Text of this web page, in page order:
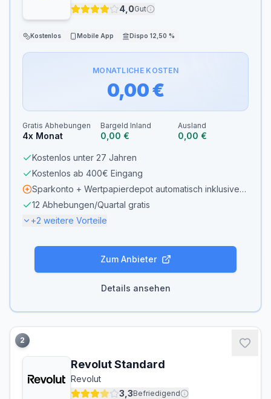
4,0Gut
Kostenlos Mobile App Dispo 12,50 %
MONATLICHE KOSTEN
0,00 €
Gratis Abhebungen
4x Monat
Bargeld Inland
0,00 €
Ausland
0,00 €
Kostenlos unter 27 Jahren
Kostenlos ab 400€ Eingang
Sparkonto + Wertpapierdepot automatisch inklusive
(easy plan; Depot ohne laufende Gebühren bis
31.12.2028, Kosten nur beim Handel)
12 Abhebungen/Quartal gratis
+2 weitere Vorteile
KONTOFÜHRUNG AUSLANDSEINSATZ
DISPOZINS
ABHEBEN INLAND
0,00 € 0,00 €
Zum Anbieter
Details ansehen
Revolut Standard
Revolut
3,3Befriedigend
2